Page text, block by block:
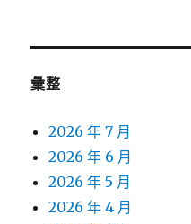
彙整
2026 年 7 月
2026 年 6 月
2026 年 5 月
2026 年 4 月